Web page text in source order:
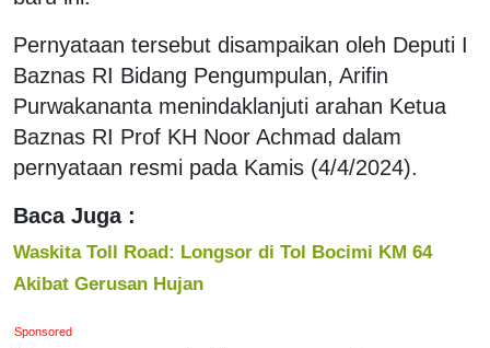
Pernyataan tersebut disampaikan oleh Deputi I
Baznas RI Bidang Pengumpulan, Arifin
Purwakananta menindaklanjuti arahan Ketua
Baznas RI Prof KH Noor Achmad dalam
pernyataan resmi pada Kamis (4/4/2024).
Baca Juga :
Waskita Toll Road: Longsor di Tol Bocimi KM 64
Akibat Gerusan Hujan
Sponsored